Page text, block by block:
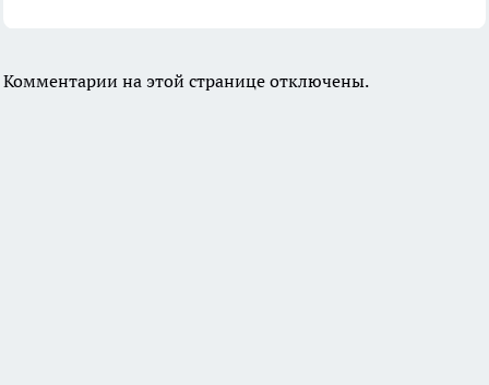
Комментарии на этой странице отключены.